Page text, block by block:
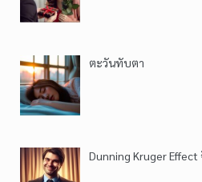
ตะวันทับตา
Dunning Kruger